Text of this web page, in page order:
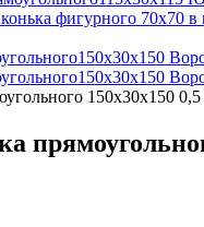
фигурного 70x70 в
150х30х150